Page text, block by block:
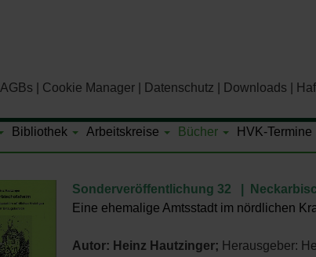
AGBs Cookie Manager Datenschutz Downloads
Bibliothek Arbeitskreise Bücher HVK-Termine
Sonderveröffentlichung 32 |
Eine ehemalige Amtsstadt im nördlichen
Autor: Heinz Hautzinger; Herausgeber: